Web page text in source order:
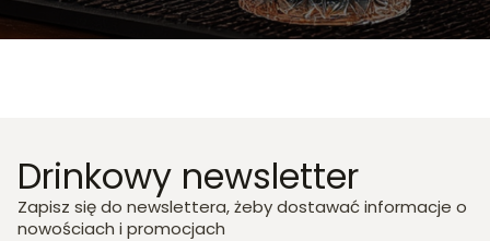
Drinkowy newsletter
Zapisz się do newslettera, żeby dostawać informacje o
nowościach i promocjach